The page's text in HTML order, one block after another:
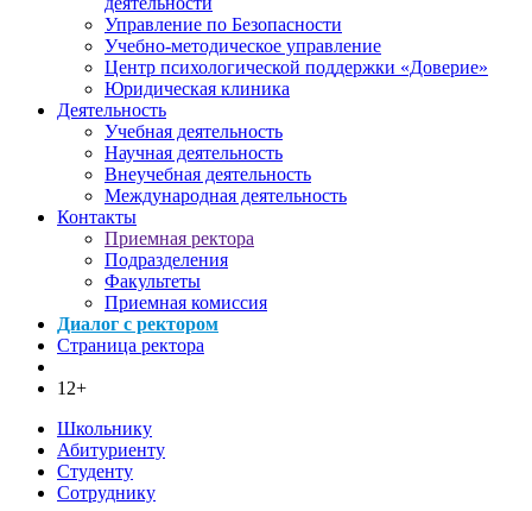
Управление по Безопасности
Учебно-методическое управление
Центр психологической поддержки «Доверие»
Юридическая клиника
Деятельность
Учебная деятельность
Научная деятельность
Внеучебная деятельность
Международная деятельность
Контакты
Приемная ректора
Подразделения
Факультеты
Приемная комиссия
Диалог с ректором
Страница ректора
12+
Школьнику
Абитуриенту
Студенту
Сотруднику